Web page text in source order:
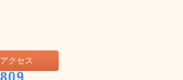
アクセス